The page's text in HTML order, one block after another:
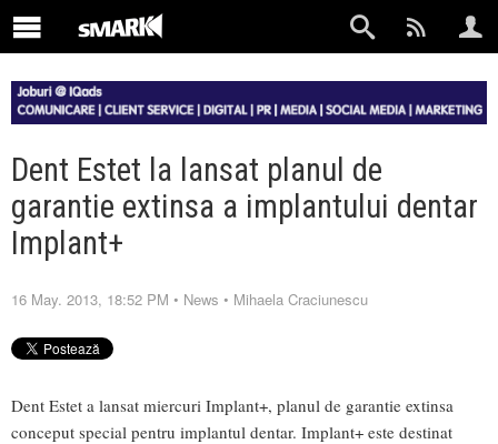
Dent Estet la lansat planul de
garantie extinsa a implantului dentar
Implant+
16 May. 2013, 18:52 PM • News • Mihaela Craciunescu
Dent Estet a lansat miercuri Implant+, planul de garantie extinsa
conceput special pentru implantul dentar. Implant+ este destinat